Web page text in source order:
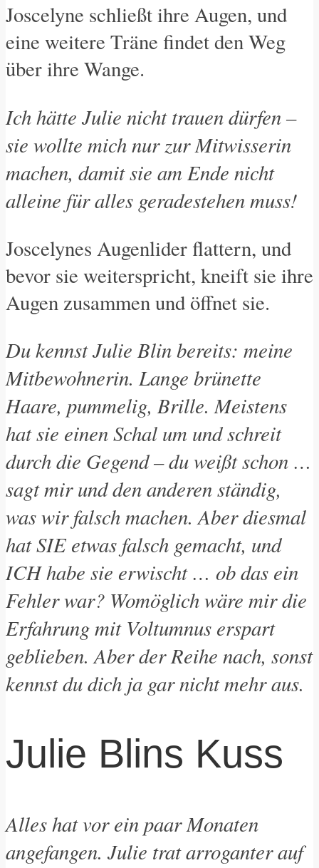
Joscelyne schließt ihre Augen, und
eine weitere Träne findet den Weg
über ihre Wange.
Ich hätte Julie nicht trauen dürfen –
sie wollte mich nur zur Mitwisserin
machen, damit sie am Ende nicht
alleine für alles geradestehen muss!
Joscelynes Augenlider flattern, und
bevor sie weiterspricht, kneift sie ihre
Augen zusammen und öffnet sie.
Du kennst Julie Blin bereits: meine
Mitbewohnerin. Lange brünette
Haare, pummelig, Brille. Meistens
hat sie einen Schal um und schreit
durch die Gegend – du weißt schon …
sagt mir und den anderen ständig,
was wir falsch machen. Aber diesmal
hat SIE etwas falsch gemacht, und
ICH habe sie erwischt … ob das ein
Fehler war? Womöglich wäre mir die
Erfahrung mit Voltumnus erspart
geblieben. Aber der Reihe nach, sonst
kennst du dich ja gar nicht mehr aus.
Julie Blins Kuss
Alles hat vor ein paar Monaten
angefangen. Julie trat arroganter auf